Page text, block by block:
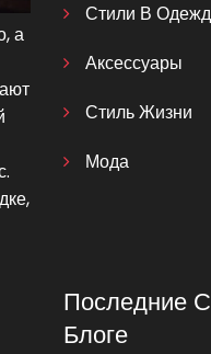
а
Стили В
Аксессуары
Стиль Жизни
Мода
Последние
Блоге